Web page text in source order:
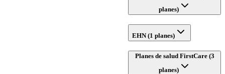
planes)
EHN (1 planes)
Planes de salud FirstCare (3
planes)